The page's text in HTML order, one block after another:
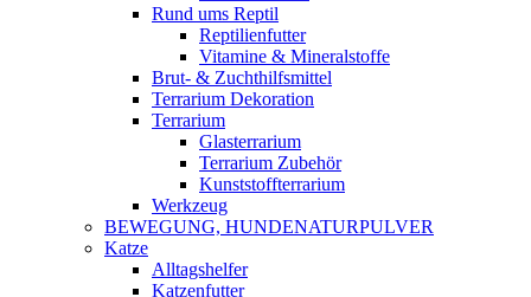
Rund ums Reptil
Reptilienfutter
Vitamine & Mineralstoffe
Brut- & Zuchthilfsmittel
Terrarium Dekoration
Terrarium
Glasterrarium
Terrarium Zubehör
Kunststoffterrarium
Werkzeug
BEWEGUNG, HUNDENATURPULVER
Katze
Alltagshelfer
Katzenfutter